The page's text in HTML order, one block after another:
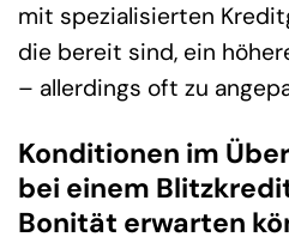
mit spezialisierten
die bereit sind, ein
– allerdings oft zu
Konditionen im
bei einem
Bonität erwarten